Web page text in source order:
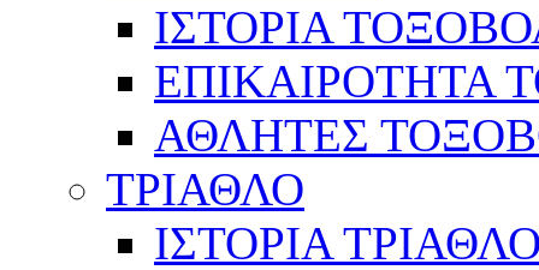
ΙΣΤΟΡΙΑ
ΕΠΙΚΑΙΡΟΤΗΤΑ
ΑΘΛΗΤΕΣ
ΤΡΙΑΘΛΟ
ΙΣΤΟΡΙΑ